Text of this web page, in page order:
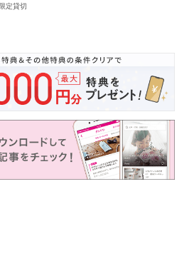
定貸切